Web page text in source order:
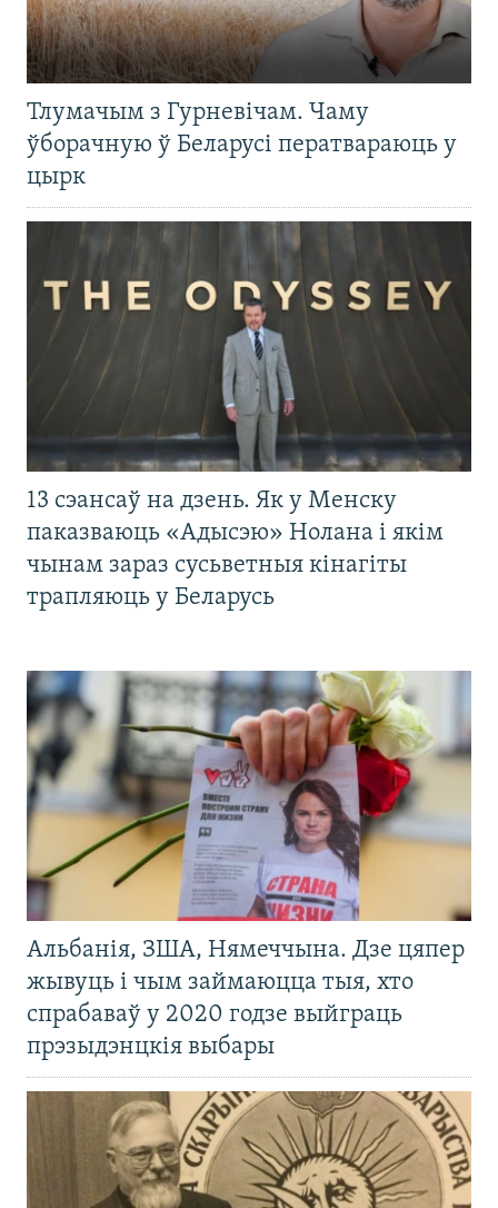
Тлумачым з Гурневічам. Чаму
ўборачную ў Беларусі ператвараюць у
цырк
13 сэансаў на дзень. Як у Менску
паказваюць «Адысэю» Нолана і якім
чынам зараз сусьветныя кінагіты
трапляюць у Беларусь
Альбанія, ЗША, Нямеччына. Дзе цяпер
жывуць і чым займаюцца тыя, хто
спрабаваў у 2020 годзе выйграць
прэзыдэнцкія выбары